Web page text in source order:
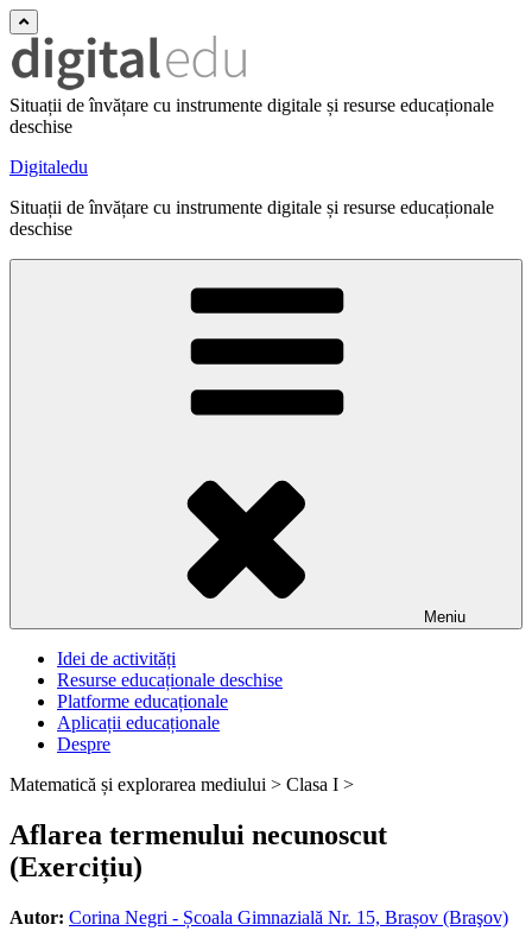
Situații de învățare cu instrumente digitale și resurse educaționale
deschise
Digitaledu
Situații de învățare cu instrumente digitale și resurse educaționale
deschise
Meniu
Idei de activități
Resurse educaționale deschise
Platforme educaționale
Aplicații educaționale
Despre
Matematică și explorarea mediului > Clasa I >
Aflarea termenului necunoscut
(Exercițiu)
Autor: Corina Negri - Școala Gimnazială Nr. 15, Brașov (Braşov)